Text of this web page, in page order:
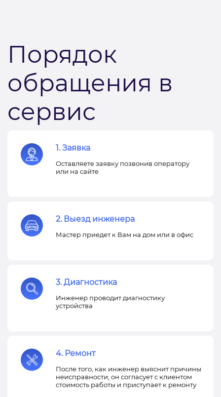
Порядок
обращения в
сервис
1. Заявка
Оставляете заявку позвонив оператору
или на сайте
2. Выезд инженера
Мастер приедет к Вам на дом или в офис
3. Диагностика
Инженер проводит диагностику
устройства
4. Ремонт
После того, как инженер выяснит причины
неисправности, он согласует с клиентом
стоимость работы и приступает к ремонту